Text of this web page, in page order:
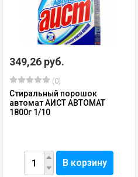
349,26 руб.
(0)
Стиральный порошок
автомат АИСТ АВТОМАТ
1800г 1/10
В корзину